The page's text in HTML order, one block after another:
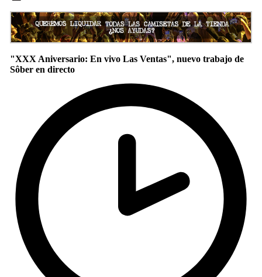
"XXX Aniversario: En vivo Las Ventas", nuevo trabajo de
Sôber en directo